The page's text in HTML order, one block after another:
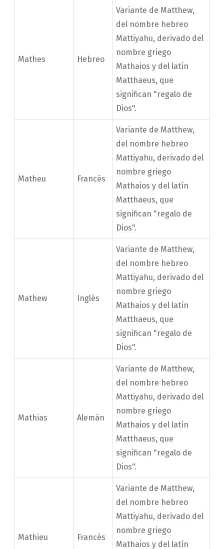
Mathes Hebreo
Variante de Matthew,
del nombre hebreo
Mattiyahu, derivado del
nombre griego
Mathaios y del latín
Matthaeus, que
significan "regalo de
Dios".
Matheu Francés
Variante de Matthew,
del nombre hebreo
Mattiyahu, derivado del
nombre griego
Mathaios y del latín
Matthaeus, que
significan "regalo de
Dios".
Mathew Inglés
Variante de Matthew,
del nombre hebreo
Mattiyahu, derivado del
nombre griego
Mathaios y del latín
Matthaeus, que
significan "regalo de
Dios".
Mathias Alemán
Variante de Matthew,
del nombre hebreo
Mattiyahu, derivado del
nombre griego
Mathaios y del latín
Matthaeus, que
significan "regalo de
Dios".
Mathieu Francés
Variante de Matthew,
del nombre hebreo
Mattiyahu, derivado del
nombre griego
Mathaios y del latín